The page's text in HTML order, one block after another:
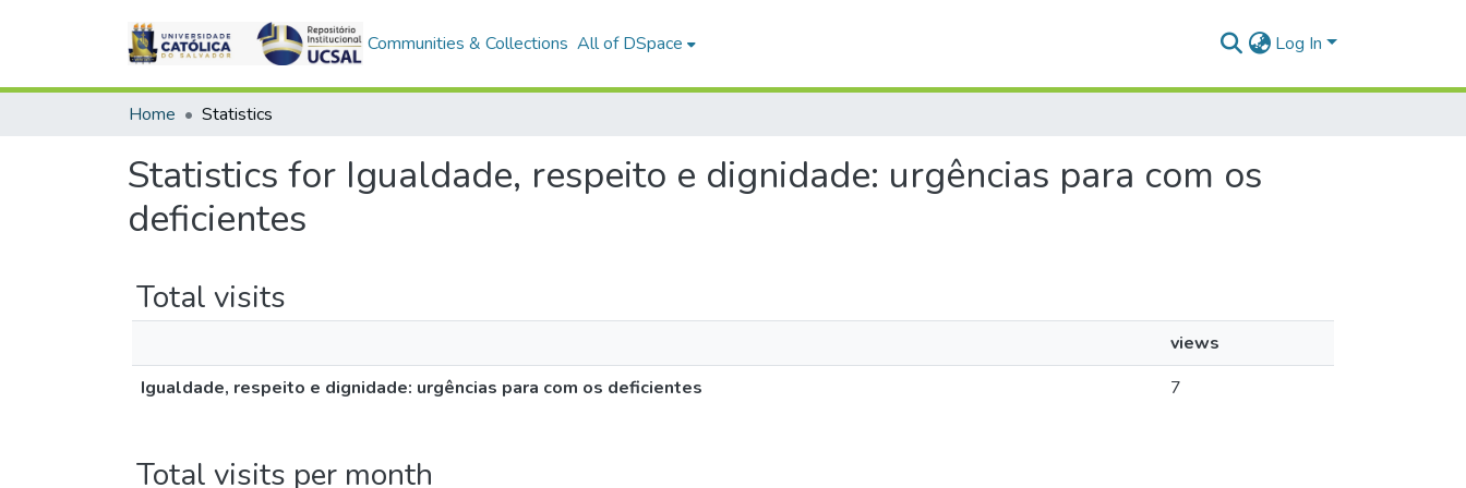
Communities & Collections All of DSpace Log In
Home Statistics
Statistics for Igualdade, respeito e dignidade: urgências para com os
deficientes
Total visits
views
Igualdade, respeito e dignidade: urgências para com os deficientes
7
Total visits per month